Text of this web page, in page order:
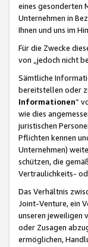
eines gesonderten
Unternehmen in
Ihnen und uns im
Für die Zwecke
von „jedoch nicht
Sämtliche
bereitstellen oder
Informationen“
wie dies
juristischen
Pflichten kennen
Unternehmen)
schützen, die
Vertraulichkeits-
Das Verhältnis
Joint-Venture, ein
unseren jeweiligen
oder Zusagen
ermöglichen,